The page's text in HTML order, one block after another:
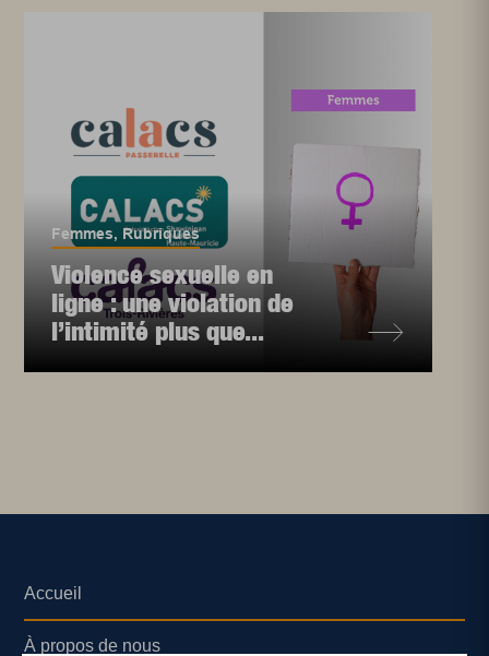
Femmes, Rubriques
Violence sexuelle en
ligne : une violation de
l’intimité plus que...
Accueil
À propos de nous